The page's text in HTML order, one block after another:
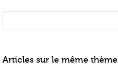
Articles sur le même thème